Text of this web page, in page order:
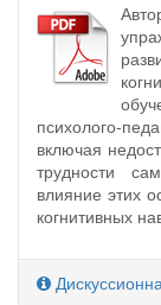
психолого-
включая
трудности
влияние этих
когнитивных